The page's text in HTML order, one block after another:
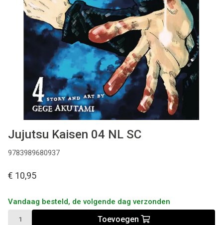
COMICS
CADEAUBON
CONTACT
Jujutsu Kaisen 04 NL SC
9783989680937
€ 10,95
Vandaag besteld, de volgende dag verzonden
Toevoegen